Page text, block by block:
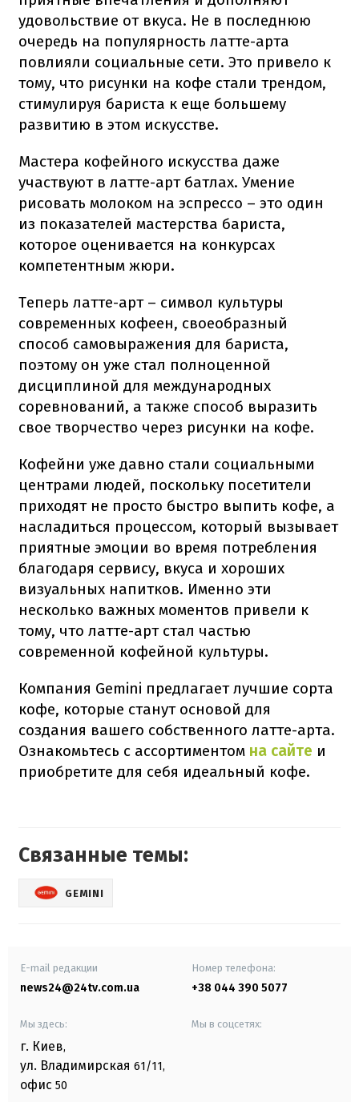
удовольствие от вкуса. Не в последнюю
очередь на популярность латте-арта
повлияли социальные сети. Это привело к
тому, что рисунки на кофе стали трендом,
стимулируя бариста к еще большему
развитию в этом искусстве.
Мастера кофейного искусства даже
участвуют в латте-арт батлах. Умение
рисовать молоком на эспрессо – это один
из показателей мастерства бариста,
которое оценивается на конкурсах
компетентным жюри.
Теперь латте-арт – символ культуры
современных кофеен, своеобразный
способ самовыражения для бариста,
поэтому он уже стал полноценной
дисциплиной для международных
соревнований, а также способ выразить
свое творчество через рисунки на кофе.
Кофейни уже давно стали социальными
центрами людей, поскольку посетители
приходят не просто быстро выпить кофе, а
насладиться процессом, который вызывает
приятные эмоции во время потребления
благодаря сервису, вкуса и хороших
визуальных напитков. Именно эти
несколько важных моментов привели к
тому, что латте-арт стал частью
современной кофейной культуры.
Компания Gemini предлагает лучшие сорта
кофе, которые станут основой для
создания вашего собственного латте-арта.
Ознакомьтесь с ассортиментом на сайте и
приобретите для себя идеальный кофе.
Связанные темы:
GEMINI
E-mail редакции
news24@24tv.com.ua
Номер телефона:
+38 044 390 5077
Мы здесь:
г. Киев,
ул. Владимирская 61/11,
офис 50
Мы в соцсетях: